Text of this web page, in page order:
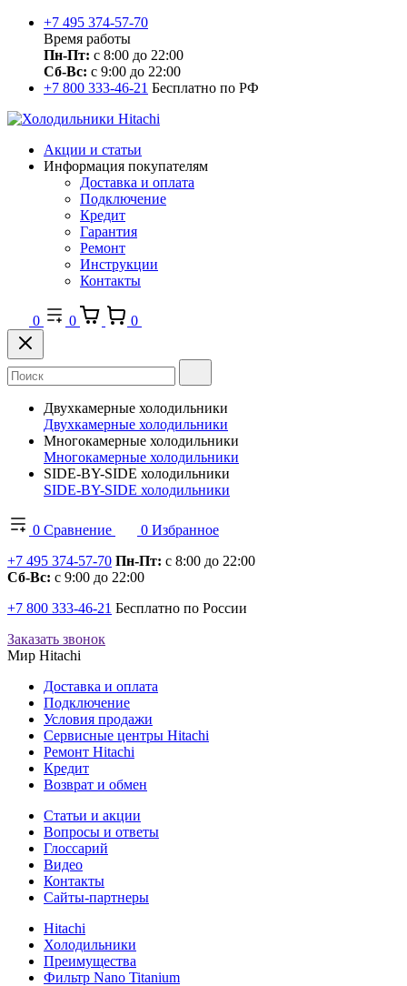
+7 495 374-57-70
Время работы
Пн-Пт: с 8:00 до 22:00
Сб-Вс: с 9:00 до 22:00
+7 800 333-46-21 Бесплатно по РФ
Акции и статьи
Информация покупателям
Доставка и оплата
Подключение
Кредит
Гарантия
Ремонт
Инструкции
Контакты
0 0 0
Двухкамерные холодильники
Двухкамерные холодильники
Многокамерные холодильники
Многокамерные холодильники
SIDE-BY-SIDE холодильники
SIDE-BY-SIDE холодильники
0 Сравнение 0 Избранное
+7 495 374-57-70 Пн-Пт: с 8:00 до 22:00
Сб-Вс: с 9:00 до 22:00
+7 800 333-46-21 Бесплатно по России
Заказать звонок
Мир Hitachi
Доставка и оплата
Подключение
Условия продажи
Сервисные центры Hitachi
Ремонт Hitachi
Кредит
Возврат и обмен
Cтатьи и акции
Вопросы и ответы
Глоссарий
Видео
Контакты
Сайты-партнеры
Hitachi
Холодильники
Преимущества
Фильтр Nano Titanium